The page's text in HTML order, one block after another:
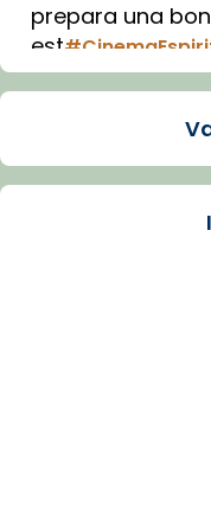
prepara una
est
Imatge: